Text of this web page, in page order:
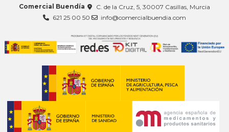
Comercial Buendía
C. de la Cruz, 5, 30007 Casillas, Murcia
621 25 00 50
info@comercialbuendia.com